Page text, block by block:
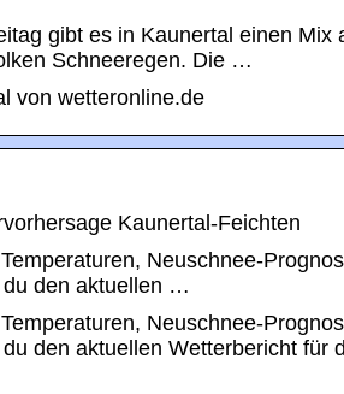
gibt es in Kaunertal einen Mix
Schneeregen. Die …
von wetteronline.de
Kaunertal-Feichten
Neuschnee-
du den aktuellen …
Neuschnee-
den aktuellen Wetterbericht für